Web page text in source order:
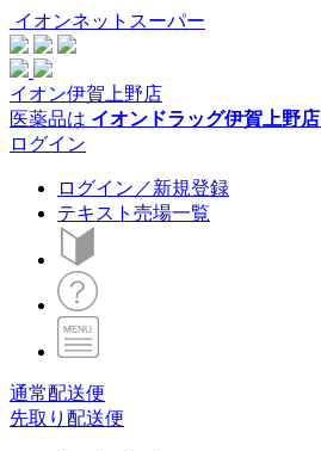
イオンネットスーパー
イオン伊賀上野店
医薬品は イオンドラッグ伊賀上野店
ログイン
ログイン／新規登録
テキスト売場一覧
通常配送便
先取り配送便